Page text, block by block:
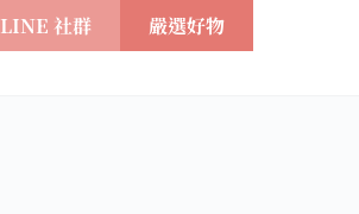
LINE 社群 嚴選好物